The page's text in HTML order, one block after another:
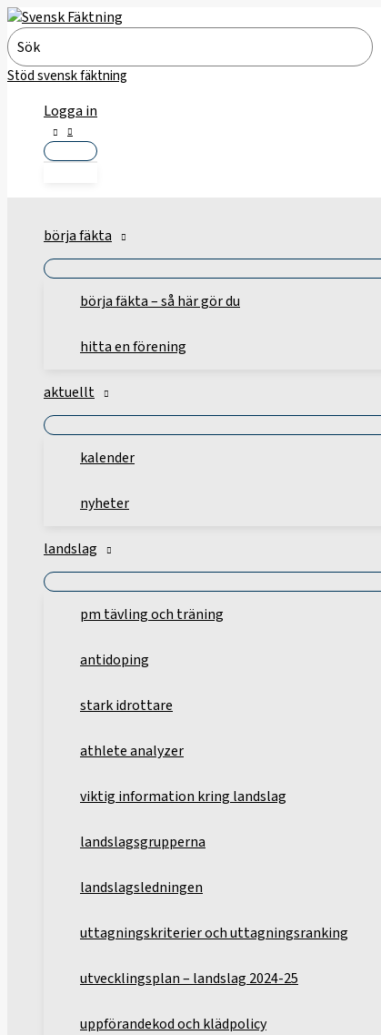
Hoppa
till
innehåll
Search
for:
Stöd svensk fäktning
Logga in
börja fäkta
börja fäkta – så här gör du
hitta en förening
aktuellt
kalender
nyheter
landslag
pm tävling och träning
antidoping
stark idrottare
athlete analyzer
viktig information kring landslag
landslagsgrupperna
landslagsledningen
uttagningskriterier och uttagningsranking
utvecklingsplan – landslag 2024-25
uppförandekod och klädpolicy